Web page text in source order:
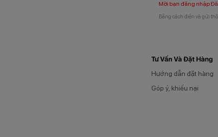
Mời bạn đăng nhập
Bằng cách điền và gửi
Tư Vấn Và Đặt Hàng
Hướng dẫn đặt hàng
Góp ý, khiếu nại